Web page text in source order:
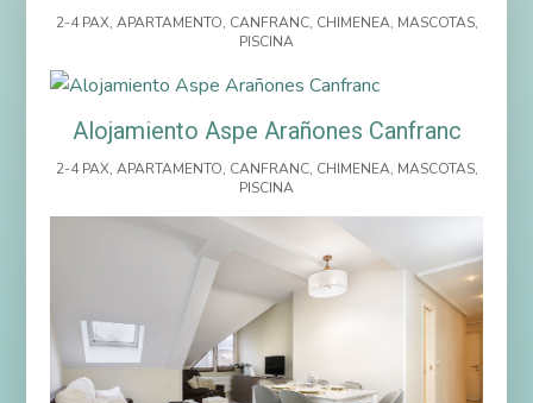
2-4 PAX, APARTAMENTO, CANFRANC, CHIMENEA, MASCOTAS,
PISCINA
Alojamiento Aspe Arañones Canfranc
2-4 PAX, APARTAMENTO, CANFRANC, CHIMENEA, MASCOTAS,
PISCINA